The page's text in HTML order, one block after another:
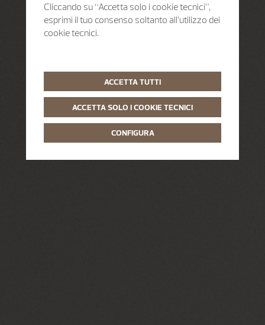
Cliccando su “Accetta solo i cookie tecnici”,
esprimi il tuo consenso soltanto all’utilizzo dei
cookie tecnici.
ACCETTA TUTTI
ACCETTA SOLO I COOKIE TECNICI
CONFIGURA